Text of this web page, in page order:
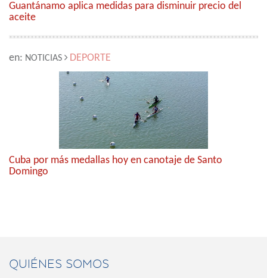
Guantánamo aplica medidas para disminuir precio del
aceite
en: NOTICIAS DEPORTE
Cuba por más medallas hoy en canotaje de Santo
Domingo
QUIÉNES SOMOS